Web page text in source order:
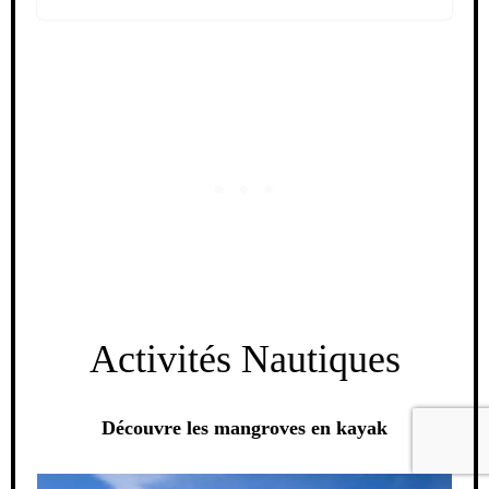
Activités Nautiques
Découvre les mangroves en kayak